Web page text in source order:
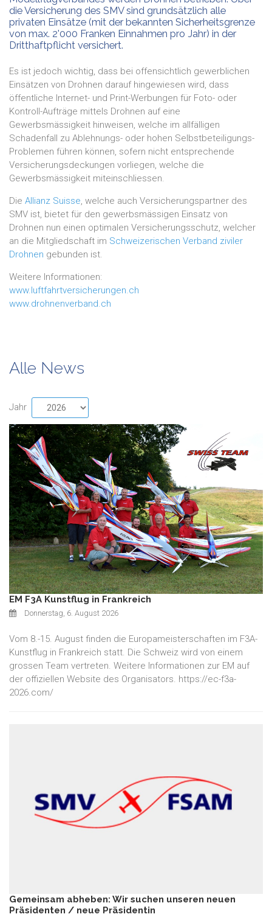
die Versicherung des SMV sind grundsätzlich alle
privaten Einsätze (mit der bekannten Sicherheitsgrenze
von max. 2'000 Franken Einnahmen pro Jahr) in der
Dritthaftpflicht versichert.
Es ist jedoch wichtig, dass bei offensichtlich gewerblichen
Einsätzen von Drohnen darauf hingewiesen wird, dass
öffentliche Internet- und Print-Werbungen für Foto- oder
Kontroll-Aufträge mittels Drohnen auf eine
Gewerbsmässigkeit hinweisen, welche im allfälligen
Schadenfall zu Ablehnungs- oder hohen Selbstbeteiligungs-
Problemen führen können, sofern nicht entsprechende
Versicherungsdeckungen vorliegen, welche die
Gewerbsmässigkeit miteinschliessen.
Die Allianz Suisse, welche auch Versicherungspartner des
SMV ist, bietet für den gewerbsmässigen Einsatz von
Drohnen nun einen optimalen Versicherungsschutz, welcher
an die Mitgliedschaft im Schweizerischen Verband ziviler
Drohnen gebunden ist.
Weitere Informationen:
www.luftfahrtversicherungen.ch
www.drohnenverband.ch
Alle News
Jahr
EM F3A Kunstflug in Frankreich
Donnerstag, 6. August 2026
Vom 8.-15. August finden die Europameisterschaften im F3A-
Kunstflug in Frankreich statt. Die Schweiz wird von einem
grossen Team vertreten. Weitere Informationen zur EM auf
der offiziellen Website des Organisators. https://ec-f3a-
2026.com/
Gemeinsam abheben: Wir suchen unseren neuen
Präsidenten / neue Präsidentin